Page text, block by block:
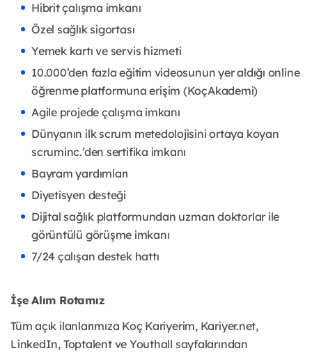
Hibrit çalışma imkanı
Özel sağlık sigortası
Yemek kartı ve servis hizmeti
10.000’den fazla eğitim videosunun yer aldığı online
öğrenme platformuna erişim (KoçAkademi)
Agile projede çalışma imkanı
Dünyanın ilk scrum metedolojisini ortaya koyan
scruminc.’den sertifika imkanı
Bayram yardımları
Diyetisyen desteği
Dijital sağlık platformundan uzman doktorlar ile
görüntülü görüşme imkanı
7/24 çalışan destek hattı
İşe Alım Rotamız
Tüm açık ilanlarımıza Koç Kariyerim, Kariyer.net,
LinkedIn, Toptalent ve Youthall sayfalarından